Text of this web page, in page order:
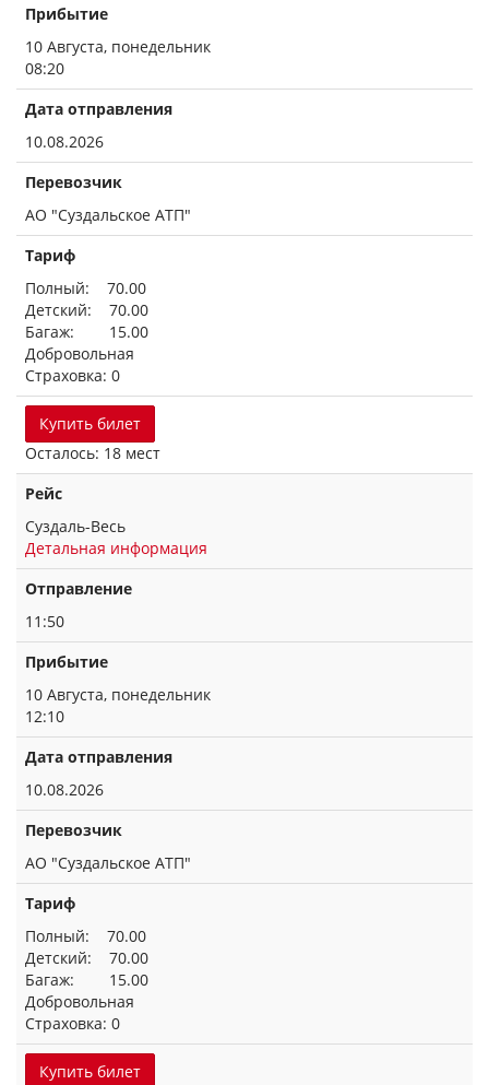
Прибытие
10 Августа, понедельник
08:20
Дата отправления
10.08.2026
Перевозчик
АО "Суздальское АТП"
Тариф
Полный: 70.00
Детский: 70.00
Багаж: 15.00
Добровольная
Страховка: 0
Купить билет
Осталось: 18 мест
Рейс
Суздаль-Весь
Детальная информация
Отправление
11:50
Прибытие
10 Августа, понедельник
12:10
Дата отправления
10.08.2026
Перевозчик
АО "Суздальское АТП"
Тариф
Полный: 70.00
Детский: 70.00
Багаж: 15.00
Добровольная
Страховка: 0
Купить билет